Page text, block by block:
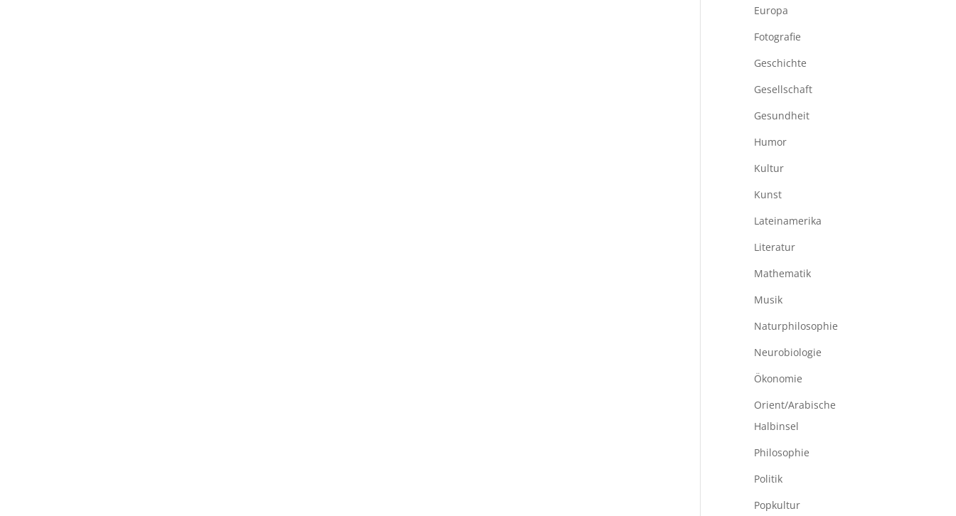
Europa
Fotografie
Geschichte
Gesellschaft
Gesundheit
Humor
Kultur
Kunst
Lateinamerika
Literatur
Mathematik
Musik
Naturphilosophie
Neurobiologie
Ökonomie
Orient/Arabische
Halbinsel
Philosophie
Politik
Popkultur